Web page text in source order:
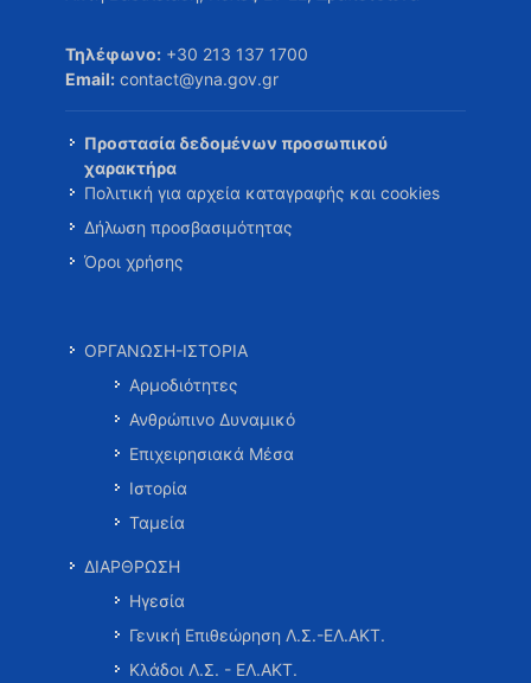
Τηλέφωνο: +30 213 137 1700
Email: contact@yna.gov.gr
Προστασία δεδομένων προσωπικού
χαρακτήρα
Πολιτική για αρχεία καταγραφής και cookies
Δήλωση προσβασιμότητας
Όροι χρήσης
ΟΡΓΑΝΩΣΗ-ΙΣΤΟΡΙΑ
Αρμοδιότητες
Ανθρώπινο Δυναμικό
Επιχειρησιακά Μέσα
Ιστορία
Ταμεία
ΔΙΑΡΘΡΩΣΗ
Ηγεσία
Γενική Επιθεώρηση Λ.Σ.-ΕΛ.ΑΚΤ.
Κλάδοι Λ.Σ. - ΕΛ.ΑΚΤ.